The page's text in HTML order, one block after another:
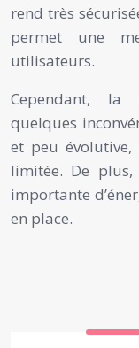
rend très
permet une
utilisateurs.
Cependant, la
quelques
et peu
limitée. De plus,
importante
en place.